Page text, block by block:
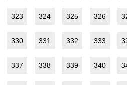
323 324 325 326
330 331 332 333
337 338 339 340